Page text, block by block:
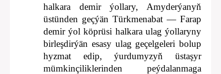
halkara demir ýollary, Amyderýanyň
üstünden geçýän Türkmenabat — Farap
demir ýol köprüsi halkara ulag ýollaryny
birleşdirýän esasy ulag geçelgeleri bolup
hyzmat edip, ýurdumyzyň üstaşyr
mümkinçiliklerinden peýdalanmaga